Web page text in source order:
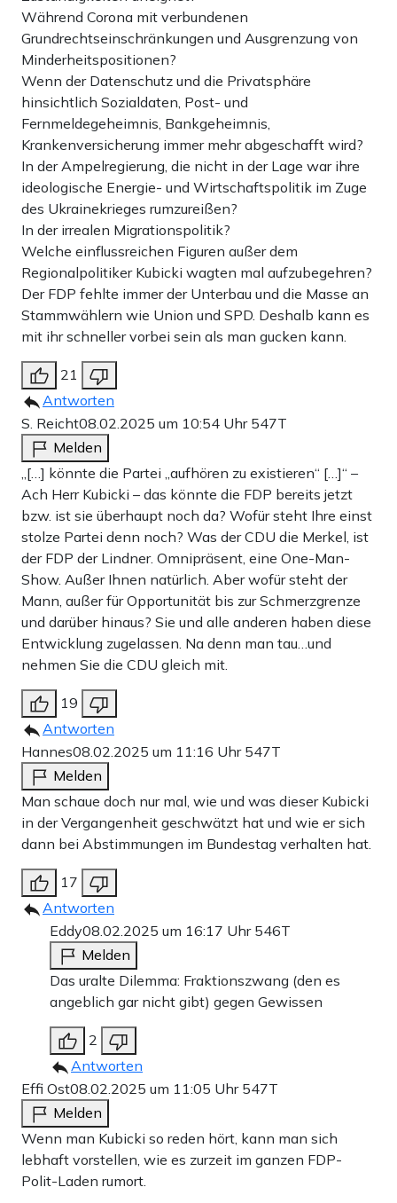
Während Corona mit verbundenen
Grundrechtseinschränkungen und Ausgrenzung von
Minderheitspositionen?
Wenn der Datenschutz und die Privatsphäre
hinsichtlich Sozialdaten, Post- und
Fernmeldegeheimnis, Bankgeheimnis,
Krankenversicherung immer mehr abgeschafft wird?
In der Ampelregierung, die nicht in der Lage war ihre
ideologische Energie- und Wirtschaftspolitik im Zuge
des Ukrainekrieges rumzureißen?
In der irrealen Migrationspolitik?
Welche einflussreichen Figuren außer dem
Regionalpolitiker Kubicki wagten mal aufzubegehren?
Der FDP fehlte immer der Unterbau und die Masse an
Stammwählern wie Union und SPD. Deshalb kann es
mit ihr schneller vorbei sein als man gucken kann.
21
Antworten
S. Reicht08.02.2025 um 10:54 Uhr 547T
Melden
„[…] könnte die Partei „aufhören zu existieren“ […]“ –
Ach Herr Kubicki – das könnte die FDP bereits jetzt
bzw. ist sie überhaupt noch da? Wofür steht Ihre einst
stolze Partei denn noch? Was der CDU die Merkel, ist
der FDP der Lindner. Omnipräsent, eine One-Man-
Show. Außer Ihnen natürlich. Aber wofür steht der
Mann, außer für Opportunität bis zur Schmerzgrenze
und darüber hinaus? Sie und alle anderen haben diese
Entwicklung zugelassen. Na denn man tau…und
nehmen Sie die CDU gleich mit.
19
Antworten
Hannes08.02.2025 um 11:16 Uhr 547T
Melden
Man schaue doch nur mal, wie und was dieser Kubicki
in der Vergangenheit geschwätzt hat und wie er sich
dann bei Abstimmungen im Bundestag verhalten hat.
17
Antworten
Eddy08.02.2025 um 16:17 Uhr 546T
Melden
Das uralte Dilemma: Fraktionszwang (den es
angeblich gar nicht gibt) gegen Gewissen
2
Antworten
Effi Ost08.02.2025 um 11:05 Uhr 547T
Melden
Wenn man Kubicki so reden hört, kann man sich
lebhaft vorstellen, wie es zurzeit im ganzen FDP-
Polit-Laden rumort.